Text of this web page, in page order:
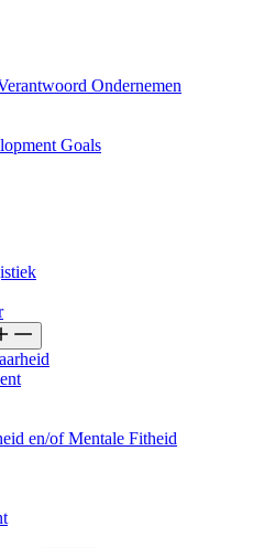
Ondernemen
Goals
en/of Mentale Fitheid